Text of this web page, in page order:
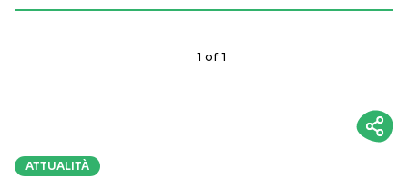
1 of1
ATTUALITÀ